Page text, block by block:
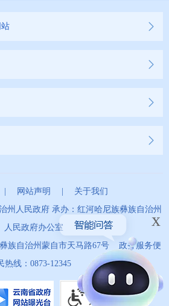
网站声明
关于我们
州人民政府 承办：红河哈尼族彝族自治州
人民政府办公室
族自治州蒙自市天马路67号 政务服务便
热线：0873-12345
x